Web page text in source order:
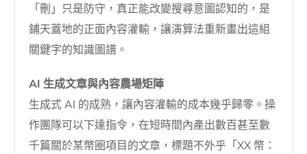
「刪」只是防守，真正能改變搜尋意圖認知的，是
鋪天蓋地的正面內容灌輸，讓演算法重新畫出這組
關鍵字的知識圖譜。
AI 生成文章與內容農場矩陣
生成式 AI 的成熟，讓內容灌輸的成本幾乎歸零。操
作團隊可以下達指令，在短時間內產出數百甚至數
千篇關於某幣圈項目的文章，標題不外乎「XX 幣：